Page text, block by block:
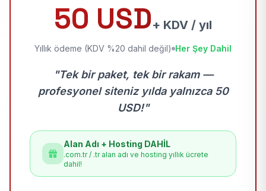
50 USD+ KDV / yıl
Yıllık ödeme (KDV %20 dahil değil) Her Şey Dahil
"Tek bir paket, tek bir rakam —
profesyonel siteniz yılda yalnızca 50
USD!"
Alan Adı + Hosting DAHİL
.com.tr / .tr alan adı ve hosting yıllık ücrete
dahil!